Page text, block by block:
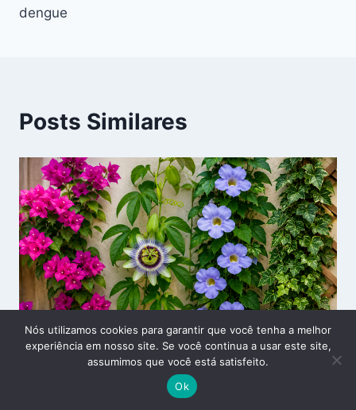
dengue
Posts Similares
Tipos de Plantas Trepadeiras
Nós utilizamos cookies para garantir que você tenha a melhor
experiência em nosso site. Se você continua a usar este site,
assumimos que você está satisfeito.
Ok